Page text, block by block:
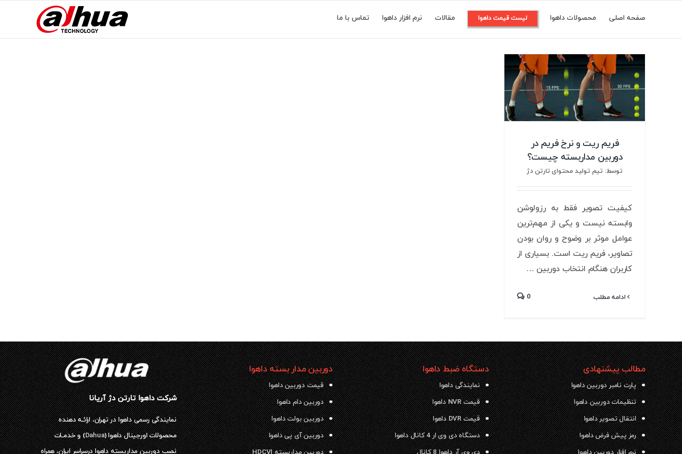
content
صفحه اصلی محصولات داهوا لیست قیمت داهوا مقالات نرم افزار داهوا تماس با ما
فریم ریت و نرخ فریم در
دوربین مداربسته چیست؟
توسط: تیم تولید محتوای تارتن دژ
کیفیت تصویر فقط به رزولوشن
وابسته نیست و یکی از مهم‌ترین
عوامل موثر بر وضوح و روان بودن
تصاویر، فریم ریت است. بسیاری از
کاربران هنگام انتخاب دوربین …
ادامه مطلب 0
مطالب پیشنهادی
پارت نامبر دوربین داهوا
تنظیمات دوربین داهوا
انتقال تصویر داهوا
رمز پیش فرض داهوا
نرم افزار دوربین داهوا
دستگاه ضبط داهوا
نمایندگی داهوا
قیمت NVR داهوا
قیمت DVR داهوا
دستگاه دی وی ار 4 کانال داهوا
دی وی آر داهوا 8 کانال
دوربین مدار بسته داهوا
قیمت دوربین داهوا
دوربین دام داهوا
دوربین بولت داهوا
دوربین آی پی داهوا
دوربین مداربسته HDCVI
شرکت داهوا تارتن دژ آریانا
نمایندگی رسمی داهوا در تهران، ارائـه دهنده
محصولات اورجینال داهوا (Dahua) و خدمـات
نصب دوربین مداربسته داهوا درسراسر ایران، همراه